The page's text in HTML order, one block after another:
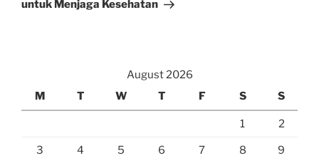
untuk Menjaga Kesehatan
August 2026
M
T W T F S S
1 2
3 4 5 6 7 8 9